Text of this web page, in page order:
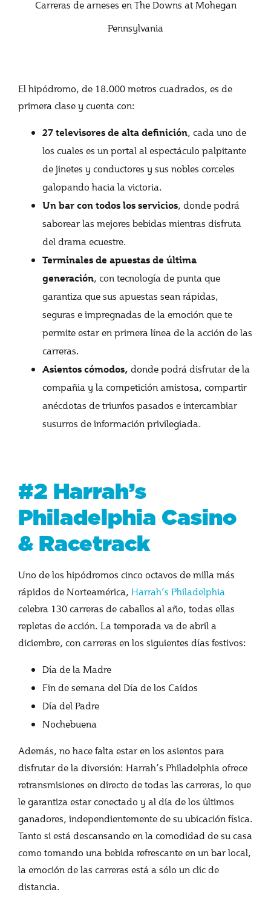
Carreras de arneses en The Downs at Mohegan
Pennsylvania
El hipódromo, de 18.000 metros cuadrados, es de
primera clase y cuenta con:
27 televisores de alta definición, cada uno de
los cuales es un portal al espectáculo palpitante
de jinetes y conductores y sus nobles corceles
galopando hacia la victoria.
Un bar con todos los servicios, donde podrá
saborear las mejores bebidas mientras disfruta
del drama ecuestre.
Terminales de apuestas de última
generación, con tecnología de punta que
garantiza que sus apuestas sean rápidas,
seguras e impregnadas de la emoción que te
permite estar en primera línea de la acción de las
carreras.
Asientos cómodos, donde podrá disfrutar de la
compañia y la competición amistosa, compartir
anécdotas de triunfos pasados e intercambiar
susurros de información privilegiada.
#2 Harrah’s
Philadelphia Casino
& Racetrack
Uno de los hipódromos cinco octavos de milla más
rápidos de Norteamérica, Harrah’s Philadelphia
celebra 130 carreras de caballos al año, todas ellas
repletas de acción. La temporada va de abril a
diciembre, con carreras en los siguientes días festivos:
Día de la Madre
Fin de semana del Día de los Caídos
Día del Padre
Nochebuena
Además, no hace falta estar en los asientos para
disfrutar de la diversión: Harrah’s Philadelphia ofrece
retransmisiones en directo de todas las carreras, lo que
le garantiza estar conectado y al día de los últimos
ganadores, independientemente de su ubicación física.
Tanto si está descansando en la comodidad de su casa
como tomando una bebida refrescante en un bar local,
la emoción de las carreras está a sólo un clic de
distancia.